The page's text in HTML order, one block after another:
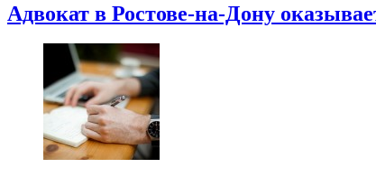
Адвокат в Ростове-на-Дону